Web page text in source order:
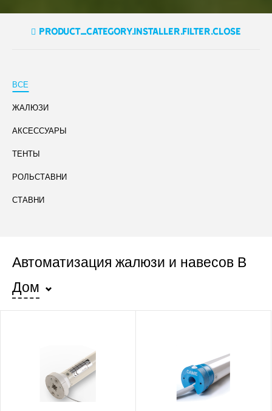
product_category.installer.filter.close
ВСЕ
ЖАЛЮЗИ
АКСЕССУАРЫ
ТЕНТЫ
РОЛЬСТАВНИ
СТАВНИ
Автоматизация жалюзи и навесов В
Дом